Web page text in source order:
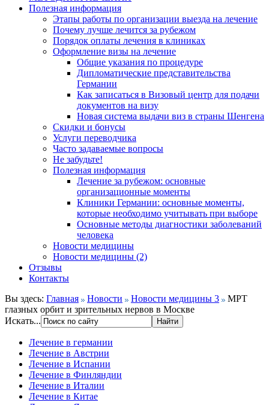
Полезная информация
Этапы работы по организации выезда на лечение
Почему лучше лечится за рубежом
Порядок оплаты лечения в клиниках
Оформление визы на лечение
Общие указания по процедуре
Дипломатические представительства
Германии
Как записаться в Визовый центр для подачи
документов на визу
Новая система выдачи виз в страны Шенгена
Скидки и бонусы
Услуги переводчика
Часто задаваемые вопросы
Не забудьте!
Полезная информация
Лечение за рубежом: основные
организационные моменты
Клиники Германии: основные моменты,
которые необходимо учитывать при выборе
Основные методы диагностики заболеваний
человека
Новости медицины
Новости медицины (2)
Отзывы
Контакты
Вы здесь: Главная Новости Новости медицины 3
МРТ
глазных орбит и зрительных нервов в Москве
Искать...
Лечение в германии
Лечение в Австрии
Лечение в Испании
Лечение в Финляндии
Лечение в Италии
Лечение в Китае